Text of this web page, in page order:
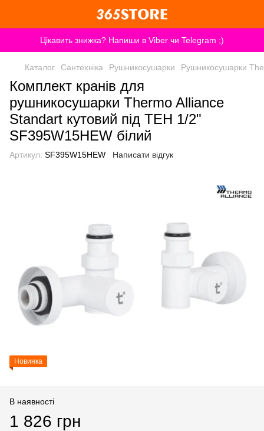
Цікавить знижка? Напиши в Viber чи Telegram ;)
Каталог Сантехніка Рушникосушарки Рушникосушарки
Комплект кранів для
рушникосушарки Thermo Alliance
Standart кутовий під ТЕН 1/2"
SF395W15HEW білий
Артикул: SF395W15HEW Написати відгук
Новинка
В наявності
1 826 грн